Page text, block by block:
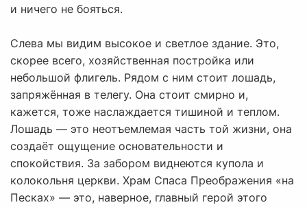
и ничего не бояться.
Слева мы видим высокое и светлое здание. Это,
скорее всего, хозяйственная постройка или
небольшой флигель. Рядом с ним стоит лошадь,
запряжённая в телегу. Она стоит смирно и,
кажется, тоже наслаждается тишиной и теплом.
Лошадь — это неотъемлемая часть той жизни, она
создаёт ощущение основательности и
спокойствия. За забором виднеются купола и
колокольня церкви. Храм Спаса Преображения «на
Песках» — это, наверное, главный герой этого